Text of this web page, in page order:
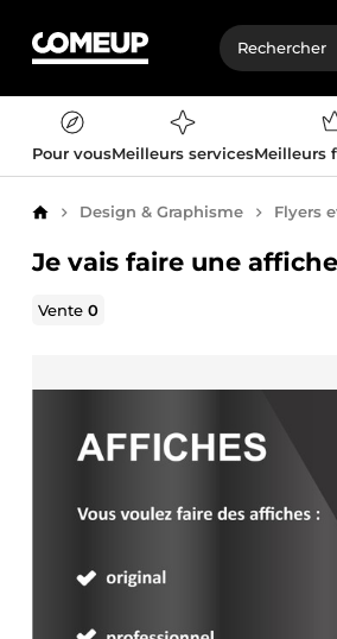
Pour vousMeilleurs servicesMeilleurs
AccueilDesign & Graphisme Flyers
Je vais faire une
Vente0